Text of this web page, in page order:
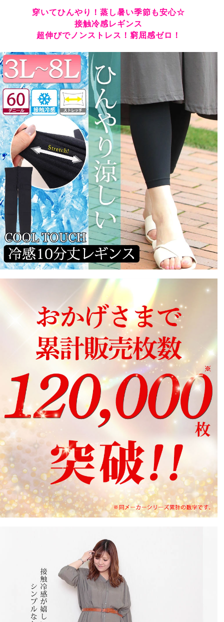
2023/04/13
いつも履いている80デニールのタイツと同じで、大丈夫
かな？と思うほど薄手でした。
長さも10分丈とありましたが普通に7分丈位？夏場なの
で、ワンピの下なら丁度良く履けそうです。
みちち
1
購入者
北海道
40代 女性
投稿日
2023/02/16
めちゃくちゃ伸びます！体重3桁のわたしでも5L～６Lサ
イズで入りました！
さやか
1
購入者
非公開
投稿日
2022/05/31
他の方のレビューで「サイズはいつもよりワンサイズ？
小さくてもいいぐらいです。」とあったのでワンサイズ
小さくして正解でした。肌触りも良く、よく伸びて履き
心地いいです。清涼感もいいです♪
肌ざわりが良くて履き心地の良いレギンスです
5
購入者
女性
投稿日
2021/08/20
届いたとき、とてもコンパクトだったので大丈夫かな？
と思いましたが履いたらとても伸びました。
きつくないです。
厚さもほどよいです
夏に活躍しますね～と　納得　肌触り良く　凄く伸び
汗取りとして　もいい感じの薄さですが　透け感は無く
穿いてひんやり！蒸し暑い季節も安心☆
接触冷感レギンス
超伸びでノンストレス！窮屈感ゼロ！